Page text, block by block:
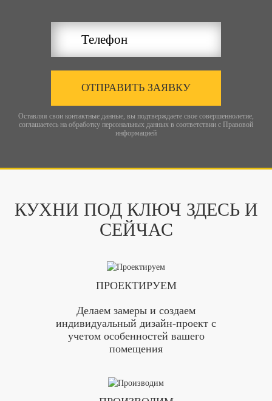
ОТПРАВИТЬ ЗАЯВКУ
Оставляя свои контактные данные, вы подтверждаете свое совершеннолетие,
соглашаетесь на обработку персональных данных в соответствии с Правовой
информацией
КУХНИ ПОД КЛЮЧ ЗДЕСЬ И
СЕЙЧАС
ПРОЕКТИРУЕМ
Делаем замеры и создаем
индивидуальный дизайн-проект с
учетом особенностей вашего
помещения